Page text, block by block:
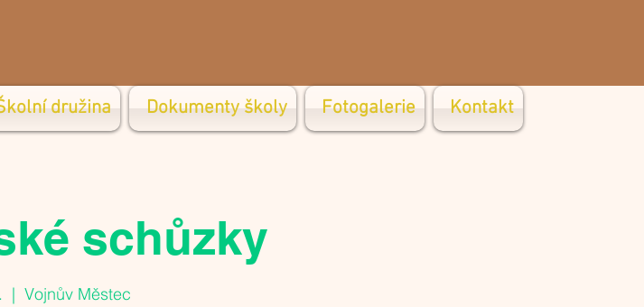
družina Dokumenty školy Fotogalerie Kontakt
schůzky
  |
Vojnův Městec